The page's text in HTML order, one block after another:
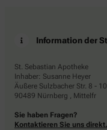
Information der
St. Sebastian Apotheke
Inhaber: Susanne Heyer
Äußere Sulzbacher Str. 8 - 10
90489 Nürnberg , Mittelfr
Sie haben Fragen?
Kontaktieren Sie uns direkt.